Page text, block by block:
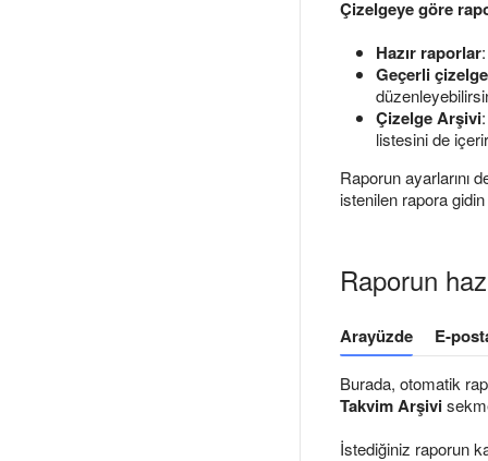
Çizelgeye göre
Hazır raporlar
Geçerli
Çizelge Arşivi
listesini de
Raporun ayarlarını
istenilen rapora
Raporun
Arayüzde E-
Burada, otomatik
Takvim Arşivi
İstediğiniz raporun